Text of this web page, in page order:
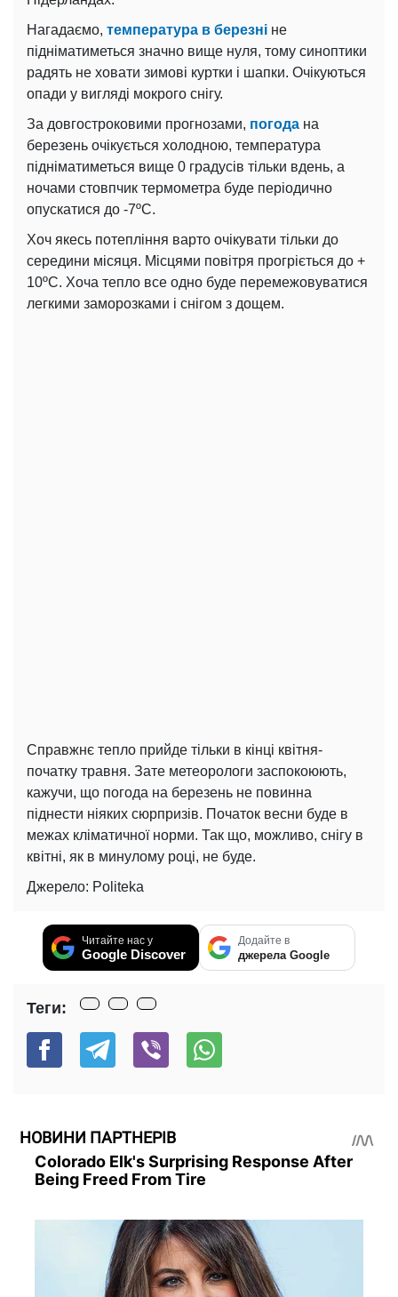
Нагадаємо, температура в березні не
підніматиметься значно вище нуля, тому синоптики
радять не ховати зимові куртки і шапки. Очікуються
опади у вигляді мокрого снігу.
За довгостроковими прогнозами, погода на
березень очікується холодною, температура
підніматиметься вище 0 градусів тільки вдень, а
ночами стовпчик термометра буде періодично
опускатися до -7ºС.
Хоч якесь потепління варто очікувати тільки до
середини місяця. Місцями повітря прогріється до +
10ºС. Хоча тепло все одно буде перемежовуватися
легкими заморозками і снігом з дощем.
Справжнє тепло прийде тільки в кінці квітня-
початку травня. Зате метеорологи заспокоюють,
кажучи, що погода на березень не повинна
піднести ніяких сюрпризів. Початок весни буде в
межах кліматичної норми. Так що, можливо, снігу в
квітні, як в минулому році, не буде.
Джерело: Politeka
Читайте нас у
Google Discover
Додайте в
джерела Google
Теги:
НОВИНИ ПАРТНЕРІВ
Colorado Elk's Surprising Response After
Being Freed From Tire